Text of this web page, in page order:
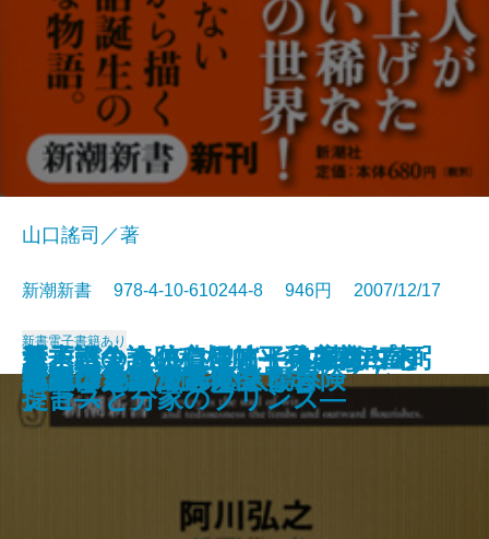
アラブの大富豪
幕末バトル・ロワイヤル 井伊直弼
の首
すべらない敬語
庭と日本人
女になりたがる男たち
「痴呆老人」は何を見ているか
文明としての教育
江戸奉公人の心得帖―呉服商白木
屋の日常―
温泉文学論
日本語の奇跡―〈アイウエオ〉と
〈いろは〉の発明―
山口謠司／著
新潮新書 978-4-10-610244-8 946円 2007/12/17
新書電子書籍あり
大人の見識
新書で入門 新しい太陽系
ワインをめぐる小さな冒険
日本は世界で第何位？
マユツバ語大辞典
健康の天才たち
草野球をとことん楽しむ
議論のルールブック
新・戦争論―積極的平和主義への
提言―
愛子さまと悠仁さま―本家のプリ
ンセスと分家のプリンス―